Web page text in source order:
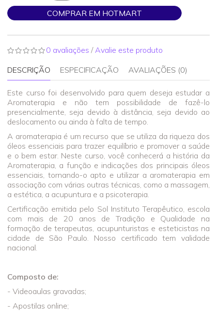
COMPRAR EM HOTMART
0 avaliações / Avalie este produto
DESCRIÇÃO ESPECIFICAÇÃO AVALIAÇÕES (0)
Este curso foi desenvolvido para quem deseja estudar a
Aromaterapia e não tem possibilidade de fazê-lo
presencialmente, seja devido à distância, seja devido ao
deslocamento ou ainda à falta de tempo.
A aromaterapia é um recurso que se utiliza da riqueza dos
óleos essenciais para trazer equilíbrio e promover a saúde
e o bem estar. Neste curso, você conhecerá a história da
Aromaterapia, a função e indicações dos principais óleos
essenciais, tornando-o apto e utilizar a aromaterapia em
associação com várias outras técnicas, como a massagem,
a estética, a acupuntura e a psicoterapia.
Certificação emitida pelo Sol Instituto Terapêutico, escola
com mais de 20 anos de Tradição e Qualidade na
formação de terapeutas, acupunturistas e esteticistas na
cidade de São Paulo. Nosso certificado tem validade
nacional.
Composto de:
- Videoaulas gravadas;
- Apostilas online;